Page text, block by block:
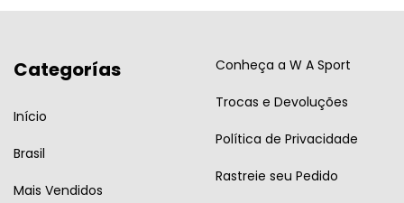
Categorías
Início
Brasil
Mais Vendidos
Conheça a W A Sport
Trocas e Devoluções
Política de Privacidade
Rastreie seu Pedido